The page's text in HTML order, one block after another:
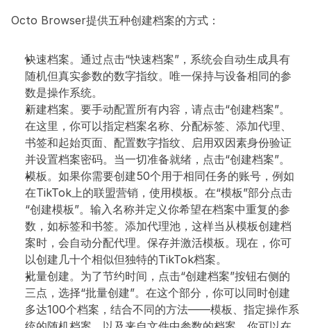
Octo Browser提供五种创建档案的方式：
快速档案。通过点击“快速档案”，系统会自动生成具有
随机但真实参数的数字指纹。唯一保持与设备相同的参
数是操作系统。
新建档案。要手动配置所有内容，请点击“创建档案”。
在这里，你可以指定档案名称、分配标签、添加代理、
书签和起始页面、配置数字指纹、启用双因素身份验证
并设置档案密码。当一切准备就绪，点击“创建档案”。
模板。如果你需要创建50个用于相同任务的账号，例如
在TikTok上的联盟营销，使用模板。在“模板”部分点击
“创建模板”。输入名称并定义你希望在档案中重复的参
数，如标签和书签。添加代理池，这样当从模板创建档
案时，会自动分配代理。保存并激活模板。现在，你可
以创建几十个相似但独特的TikTok档案。
批量创建。为了节约时间，点击“创建档案”按钮右侧的
三点，选择“批量创建”。在这个部分，你可以同时创建
多达100个档案，结合不同的方法——模板、指定操作系